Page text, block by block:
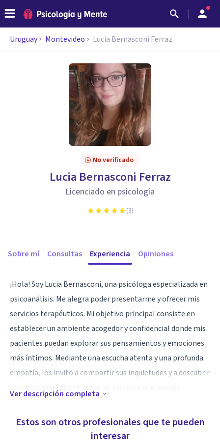
Uruguay Montevideo Lucia Bernasconi Ferraz
No verificado
Lucia Bernasconi Ferraz
Licenciado en psicología
(3)
Sobre mí Consultas Experiencia Opiniones
¡Hola! Soy Lucia Bernasconi, una psicóloga especializada en
psicoanálisis. Me alegra poder presentarme y ofrecer mis
servicios terapéuticos. Mi objetivo principal consiste en
establecer un ambiente acogedor y confidencial donde mis
pacientes puedan explorar sus pensamientos y emociones
más íntimos. Mediante una escucha atenta y una profunda
empatía, los invito a compartir sus inquietudes y a descubrir
Me apasiona acompañar a aquellos que buscan un mayor
Ver descripción completa
Estos son otros profesionales que te pueden
interesar